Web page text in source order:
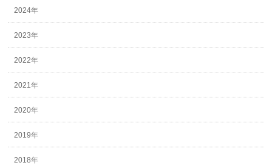
2024年
2023年
2022年
2021年
2020年
2019年
2018年